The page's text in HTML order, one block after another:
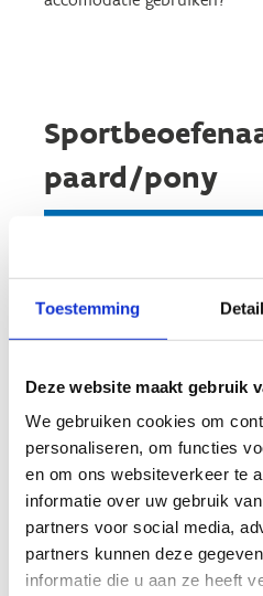
Toestemming
Deze website maakt gebruik
We gebruiken cookies om
personaliseren, om functies
en om ons websiteverkeer te
informatie over uw gebruik
partners voor social media,
partners kunnen deze
informatie die u aan ze heeft
paard/pony
Waregem Horse
vzw
Stuur een bericht
G-paardrijden